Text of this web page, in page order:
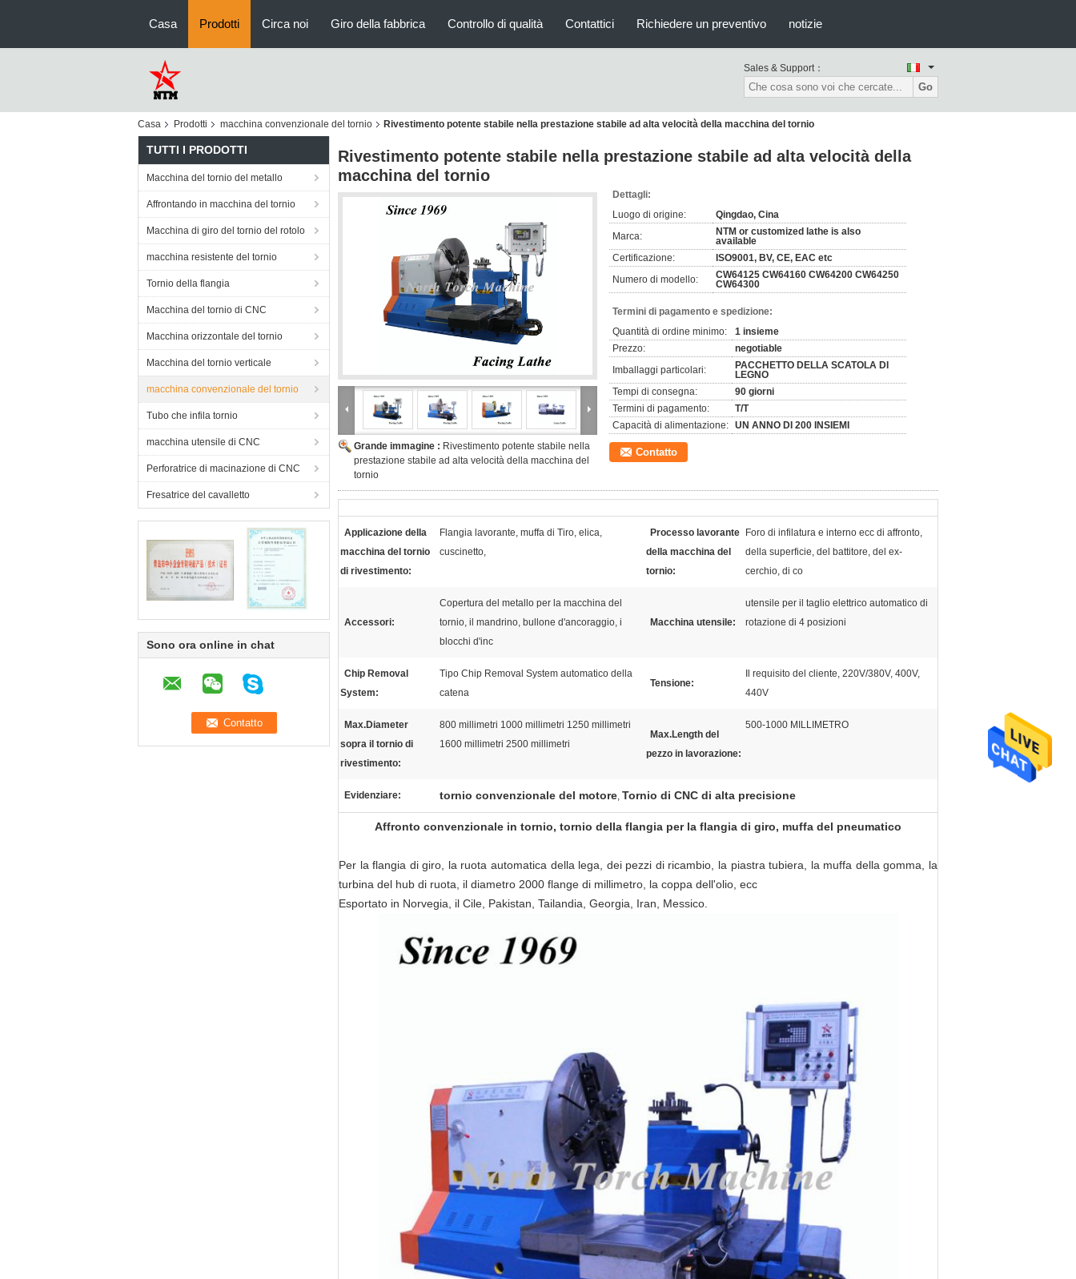
Casa Prodotti Circa noi Giro della fabbrica Controllo di qualità Contattici Richiedere un preventivo notizie
Sales & Support：
Go
Casa Prodotti macchina convenzionale del tornio Rivestimento potente stabile nella prestazione stabile ad alta velocità della macchina del tornio
TUTTI I PRODOTTI
Macchina del tornio del metallo
Affrontando in macchina del tornio
Macchina di giro del tornio del rotolo
macchina resistente del tornio
Tornio della flangia
Macchina del tornio di CNC
Macchina orizzontale del tornio
Macchina del tornio verticale
macchina convenzionale del tornio
Tubo che infila tornio
macchina utensile di CNC
Perforatrice di macinazione di CNC
Fresatrice del cavalletto
Sono ora online in chat
Rivestimento potente stabile nella prestazione stabile ad alta velocità della
macchina del tornio
Grande immagine : Rivestimento potente stabile nella
prestazione stabile ad alta velocità della macchina del
tornio
Dettagli:
Luogo di origine:
Qingdao, Cina
Marca:
NTM or customized lathe is also
available
Certificazione:
ISO9001, BV, CE, EAC etc
Numero di modello:
CW64125 CW64160 CW64200 CW64250
CW64300
Termini di pagamento e spedizione:
Quantità di ordine minimo:
1 insieme
Prezzo:
negotiable
Imballaggi particolari:
PACCHETTO DELLA SCATOLA DI
LEGNO
Tempi di consegna:
90 giorni
Termini di pagamento:
T/T
Capacità di alimentazione: UN ANNO DI 200 INSIEMI
Contatto
Applicazione della
macchina del tornio
di rivestimento:
Flangia lavorante, muffa di Tiro, elica,
cuscinetto,
Processo lavorante
della macchina del
tornio:
Foro di infilatura e interno ecc di affronto,
della superficie, del battitore, del ex-
cerchio, di co
Accessori:
Copertura del metallo per la macchina del
tornio, il mandrino, bullone d'ancoraggio, i
blocchi d'inc
Macchina utensile:
utensile per il taglio elettrico automatico di
rotazione di 4 posizioni
Chip Removal
System:
Tipo Chip Removal System automatico della
catena
Tensione:
Il requisito del cliente, 220V/380V, 400V,
440V
Max.Diameter
sopra il tornio di
rivestimento:
800 millimetri 1000 millimetri 1250 millimetri
1600 millimetri 2500 millimetri
Max.Length del
pezzo in lavorazione:
500-1000 MILLIMETRO
Evidenziare: tornio convenzionale del motore, Tornio di CNC di alta precisione
Affronto convenzionale in tornio, tornio della flangia per la flangia di giro, muffa del pneumatico
Per la flangia di giro, la ruota automatica della lega, dei pezzi di ricambio, la piastra tubiera, la muffa della gomma, la
turbina del hub di ruota, il diametro 2000 flange di millimetro, la coppa dell'olio, ecc
Esportato in Norvegia, il Cile, Pakistan, Tailandia, Georgia, Iran, Messico.